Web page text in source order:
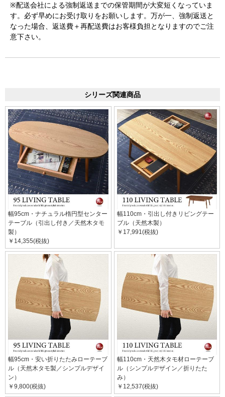
※配送会社による強制返送までの保管期間が大変短くなっていま
す。必ず早めにお受け取りをお願いします。万が一、強制返送と
なった場合、返送費＋再配送費はお客様負担となりますのでご注
意下さい。
シリーズ関連商品
幅95cm・ナチュラル楕円型センター
テーブル（引出し付き／天然木タモ
製）
￥14,355(税抜)
幅110cm・引出し付きリビングテー
ブル（天然木製）
￥17,991(税抜)
幅95cm・安い折りたたみローテーブ
ル（天然木タモ製／シンプルデザイ
ン）
￥9,800(税抜)
幅110cm・天然木タモ材ローテーブ
ル（シンプルデザイン／折りたた
み）
￥12,537(税抜)